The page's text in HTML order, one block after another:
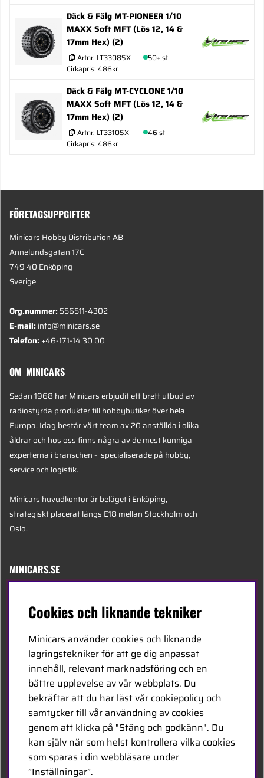
Däck & Fälg MT-PIONEER 1/10
MAXX Soft MFT (Lös 12, 14 &
17mm Hex) (2)
Artnr: LT3308SX
50+ st
Cirkapris: 486kr
Däck & Fälg MT-CYCLONE 1/10
MAXX Soft MFT (Lös 12, 14 &
17mm Hex) (2)
Artnr: LT3310SX
46 st
Cirkapris: 486kr
FÖRETAGSUPPGIFTER
Minicars Hobby Distribution AB
Annelundsgatan 17C
749 40 Enköping
Sverige
Org.nummer:556511-4302
E-mail:info@minicars.se
Telefon:+46-171-14 30 00
OM MINICARS
Sedan 1968 har Minicars erbjudit ett brett utbud av
radiostyrda produkter till hobbybutiker över hela
Europa. Idag består vårt team av 20 anställda i olika
åldrar och hos oss finns några av de mest kunniga
experterna i branschen - specialiserade på hobby,
service och logistik.
Minicars huvudkontor är beläget i Enköping,
strategiskt placerat längs E18 mellan Stockholm och
Oslo.
MINICARS.SE
Bli återförsäljare
Bli leverantör
Jobba hos oss
FÖLJ OSS
Facebook
Cookies och liknande tekniker
Minicars använder cookies och liknande
lagringstekniker för att ge dig anpassat
innehåll, relevant marknadsföring och en
bättre upplevelse av vår webbplats. Du
bekräftar att du har läst vår cookiepolicy och
samtycker till vår användning av cookies
genom att klicka på "Stäng och godkänn". Du
kan själv när som helst kontrollera vilka cookies
som sparas i din webbläsare under
”Inställningar”.